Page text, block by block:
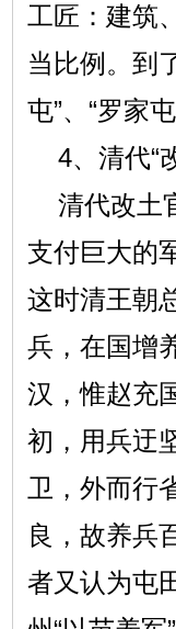
工匠：建筑
当比例。到
屯”、“罗家
4、清代“
清代改土
支付巨大的
这时清王朝
兵，在国增
汉，惟赵充
初，用兵迂
卫，外而行
良，故养兵
者又认为屯